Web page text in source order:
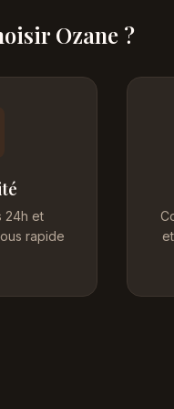
Ozane ?
24h et
rapide